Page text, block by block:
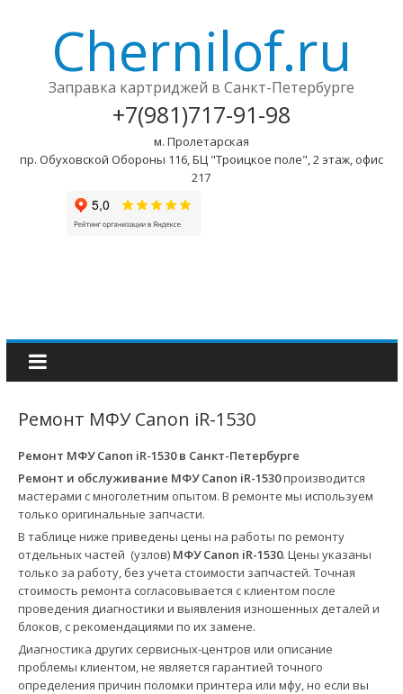
Chernilof.ru
Заправка картриджей в Санкт-Петербурге
+7(981)717-91-98
м. Пролетарская
пр. Обуховской Обороны 116, БЦ "Троицкое поле", 2 этаж, офис
217
Ремонт МФУ Canon iR-1530
Ремонт МФУ Canon iR-1530 в Санкт-Петербурге
Ремонт и обслуживание МФУ Canon iR-1530производится
мастерами с многолетним опытом. В ремонте мы используем
только оригинальные запчасти.
В таблице ниже приведены цены на работы по ремонту
отдельных частей (узлов) МФУ Canon iR-1530. Цены указаны
только за работу, без учета стоимости запчастей. Точная
стоимость ремонта согласовывается с клиентом после
проведения диагностики и выявления изношенных деталей и
блоков, с рекомендациями по их замене.
Диагностика других сервисных-центров или описание
проблемы клиентом, не является гарантией точного
определения причин поломки принтера или мфу, но если вы